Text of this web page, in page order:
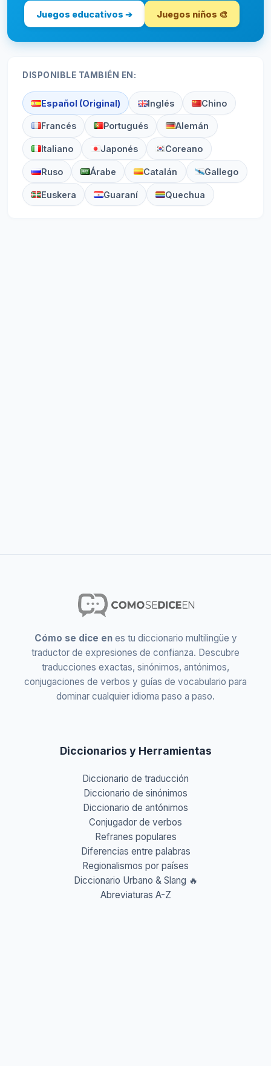
Juegos educativos ➔ Juegos niños 🎨
DISPONIBLE TAMBIÉN EN:
Español (Original) Inglés Chino
Francés Portugués Alemán
Italiano Japonés Coreano
Ruso Árabe Catalán Gallego
Euskera Guaraní Quechua
Cómo se dice enes tu diccionario multilingüe y
traductor de expresiones de confianza. Descubre
traducciones exactas, sinónimos, antónimos,
conjugaciones de verbos y guías de vocabulario para
dominar cualquier idioma paso a paso.
Diccionarios y Herramientas
Diccionario de traducción
Diccionario de sinónimos
Diccionario de antónimos
Conjugador de verbos
Refranes populares
Diferencias entre palabras
Regionalismos por países
Diccionario Urbano & Slang 🔥
Abreviaturas A-Z